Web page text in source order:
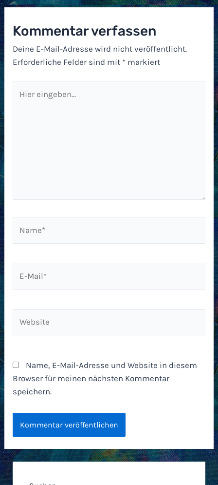
Kommentar verfassen
Deine E-Mail-Adresse wird nicht veröffentlicht.
Erforderliche Felder sind mit * markiert
eingeben…
Mail*
Name, E-Mail-Adresse und Website in diesem
Browser für meinen nächsten Kommentar
speichern.